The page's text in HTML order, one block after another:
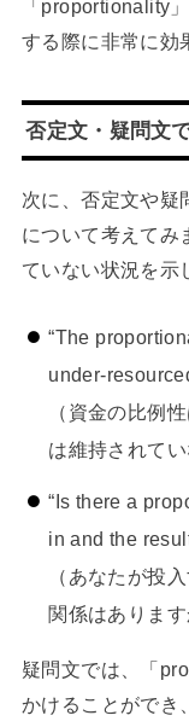
「proportionality
する際に非常に効
否定文・疑問文
次に、否定文や
について考えてみ
ていない状況を示
“The
under-
（資金の比例
は維持されてい
“Is there a
in and the
（あなたが投
関係はあります
疑問文では、「
かけることができ